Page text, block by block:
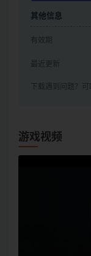
其他信息
有效期
最近更新
下载遇到问题？可
游戏视频